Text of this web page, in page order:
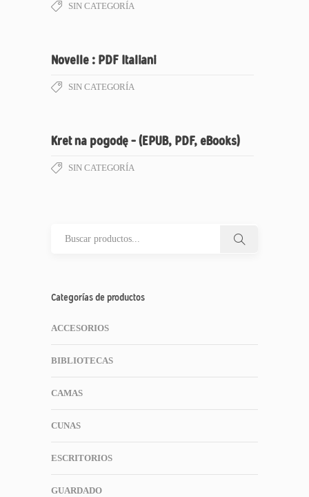
SIN CATEGORÍA
Novelle : PDF Italiani
SIN CATEGORÍA
Kret na pogodę – (EPUB, PDF, eBooks)
SIN CATEGORÍA
Categorías de productos
ACCESORIOS
BIBLIOTECAS
CAMAS
CUNAS
ESCRITORIOS
GUARDADO